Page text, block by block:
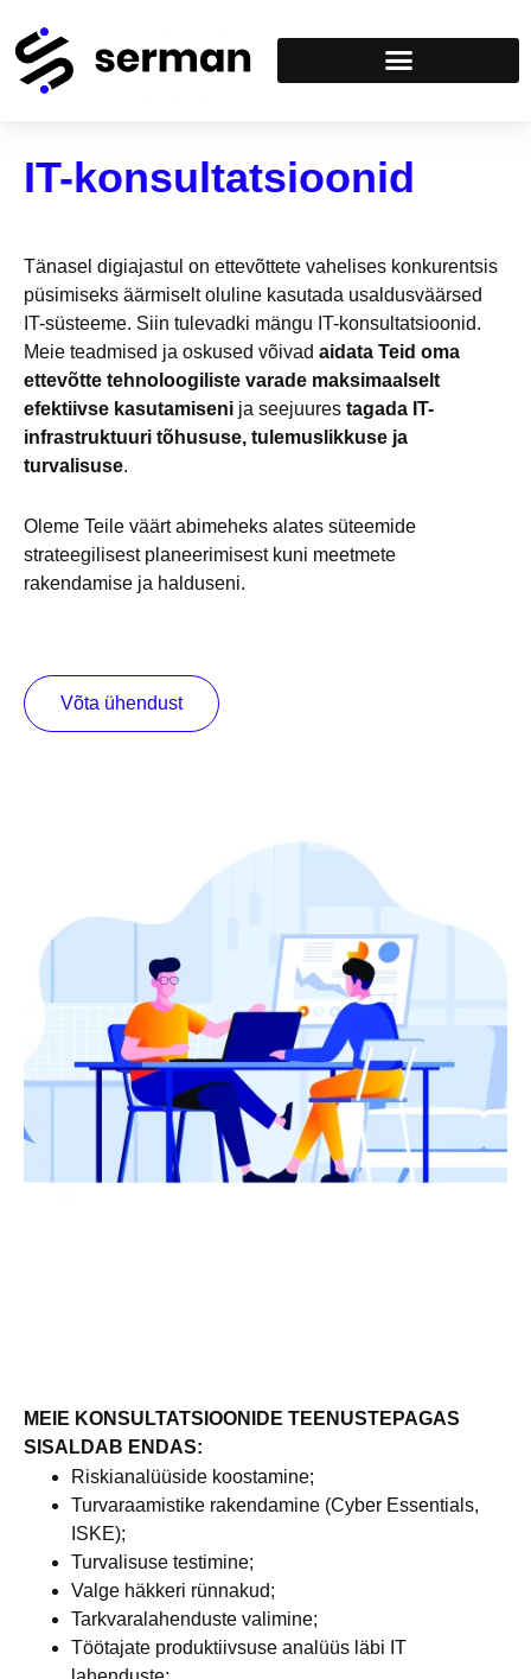
IT-konsultatsioonid
Tänasel digiajastul on ettevõttete vahelises konkurentsis
püsimiseks äärmiselt oluline kasutada usaldusväärsed
IT-süsteeme. Siin tulevadki mängu IT-konsultatsioonid.
Meie teadmised ja oskused võivad aidata Teid oma
ettevõtte tehnoloogiliste varade maksimaalselt
efektiivse kasutamiseni ja seejuures tagada IT-
infrastruktuuri tõhususe, tulemuslikkuse ja
turvalisuse.
Oleme Teile väärt abimeheks alates süteemide
strateegilisest planeerimisest kuni meetmete
rakendamise ja halduseni.
Võta ühendust
MEIE KONSULTATSIOONIDE TEENUSTEPAGAS
SISALDAB ENDAS:
Riskianalüüside koostamine;
Turvaraamistike rakendamine (Cyber Essentials,
ISKE);
Turvalisuse testimine;
Valge häkkeri rünnakud;
Tarkvaralahenduste valimine;
Töötajate produktiivsuse analüüs läbi IT